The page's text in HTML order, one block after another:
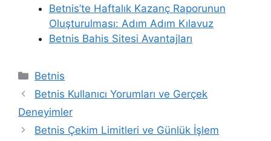
Betnis’te Haftalık Kazanç Raporunun
Oluşturulması: Adım Adım Kılavuz
Betnis Bahis Sitesi Avantajları
Kategoriler
Betnis
Betnis Kullanıcı Yorumları ve Gerçek
Deneyimler
Betnis Çekim Limitleri ve Günlük İşlem